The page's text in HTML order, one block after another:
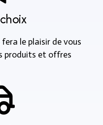
fera le plaisir de vous
produits et offres